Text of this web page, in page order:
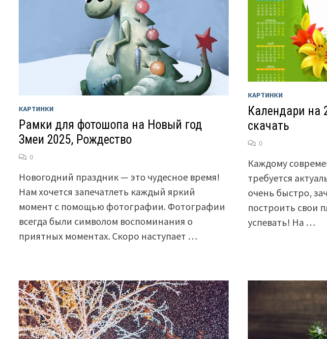
КАРТИНКИ
Рамки для фотошопа на Новый год
Змеи 2025, Рождество
0
Новогодний праздник — это чудесное время!
Нам хочется запечатлеть каждый яркий
момент с помощью фотографии. Фотографии
всегда были символом воспоминания о
приятных моментах. Скоро наступает …
КАРТИНКИ
Календари на
скачать
0
Каждому
требуется
очень быстро,
построить свои
успевать! На …